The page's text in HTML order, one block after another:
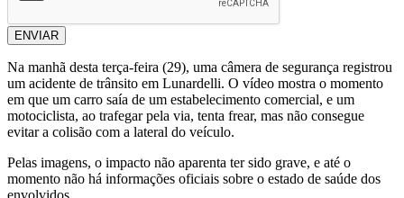
ENVIAR
Na manhã desta terça-feira (29), uma câmera de segurança registrou
um acidente de trânsito em Lunardelli. O vídeo mostra o momento
em que um carro saía de um estabelecimento comercial, e um
motociclista, ao trafegar pela via, tenta frear, mas não consegue
evitar a colisão com a lateral do veículo.
Pelas imagens, o impacto não aparenta ter sido grave, e até o
momento não há informações oficiais sobre o estado de saúde dos
envolvidos.